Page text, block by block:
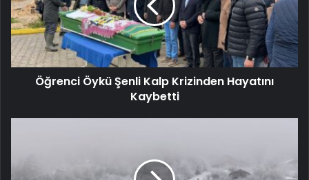
Öğrenci Öykü Şenli Kalp Krizinden Hayatını
Kaybetti